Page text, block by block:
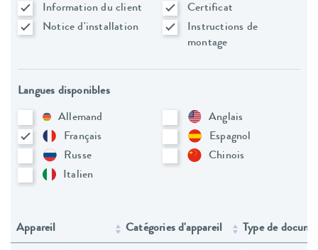
Information du client
Certificat
Notice d'installation
Instructions de
montage
Langues disponibles
Allemand
Anglais
Français
Espagnol
Russe
Chinois
Italien
Appareil Catégories d'appareil Type de